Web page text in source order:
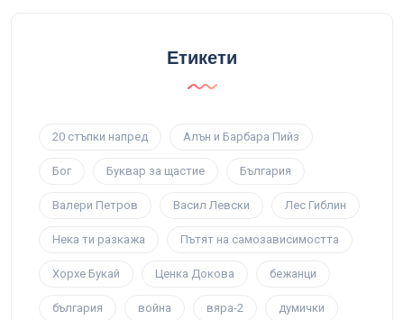
Етикети
20 стъпки напред Алън и Барбара Пийз
Бог Буквар за щастие България
Валери Петров Васил Левски Лес Гиблин
Нека ти разкажа Пътят на самозависимостта
Хорхе Букай Ценка Докова бежанци
българия война вяра-2 думички